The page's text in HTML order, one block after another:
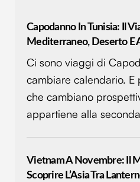
Capodanno In Tunisia: Il
Mediterraneo, Deserto E
Ci sono viaggi di
cambiare calendario. E
che cambiano
appartiene alla
Vietnam A Novembre: Il
Scoprire L’Asia Tra